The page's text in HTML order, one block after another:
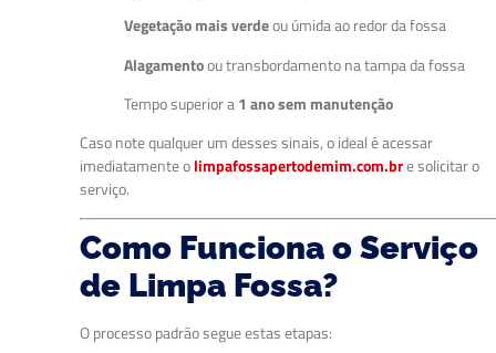
Vegetação mais verdeou úmida ao redor da fossa
Alagamentoou transbordamento na tampa da fossa
Tempo superior a1 ano sem manutenção
Caso note qualquer um desses sinais, o ideal é acessar
imediatamente olimpafossapertodemim.com.bre solicitar o
serviço.
Como Funciona o Serviço
de Limpa Fossa?
O processo padrão segue estas etapas: